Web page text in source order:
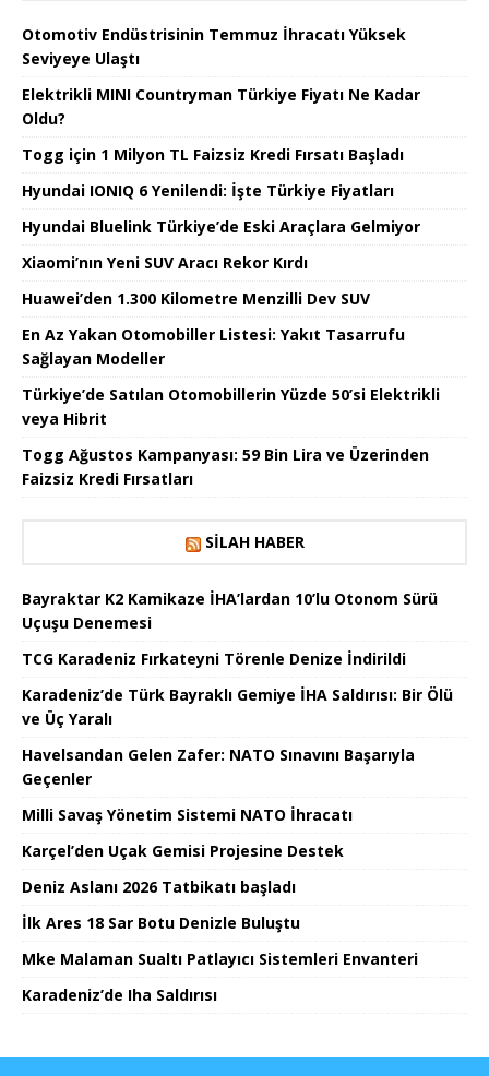
Otomotiv Endüstrisinin Temmuz İhracatı Yüksek
Seviyeye Ulaştı
Elektrikli MINI Countryman Türkiye Fiyatı Ne Kadar
Oldu?
Togg için 1 Milyon TL Faizsiz Kredi Fırsatı Başladı
Hyundai IONIQ 6 Yenilendi: İşte Türkiye Fiyatları
Hyundai Bluelink Türkiye’de Eski Araçlara Gelmiyor
Xiaomi’nın Yeni SUV Aracı Rekor Kırdı
Huawei’den 1.300 Kilometre Menzilli Dev SUV
En Az Yakan Otomobiller Listesi: Yakıt Tasarrufu
Sağlayan Modeller
Türkiye’de Satılan Otomobillerin Yüzde 50’si Elektrikli
veya Hibrit
Togg Ağustos Kampanyası: 59 Bin Lira ve Üzerinden
Faizsiz Kredi Fırsatları
SILAH HABER
Bayraktar K2 Kamikaze İHA’lardan 10’lu Otonom Sürü
Uçuşu Denemesi
TCG Karadeniz Fırkateyni Törenle Denize İndirildi
Karadeniz’de Türk Bayraklı Gemiye İHA Saldırısı: Bir Ölü
ve Üç Yaralı
Havelsandan Gelen Zafer: NATO Sınavını Başarıyla
Geçenler
Milli Savaş Yönetim Sistemi NATO İhracatı
Karçel’den Uçak Gemisi Projesine Destek
Deniz Aslanı 2026 Tatbikatı başladı
İlk Ares 18 Sar Botu Denizle Buluştu
Mke Malaman Sualtı Patlayıcı Sistemleri Envanteri
Karadeniz’de Iha Saldırısı